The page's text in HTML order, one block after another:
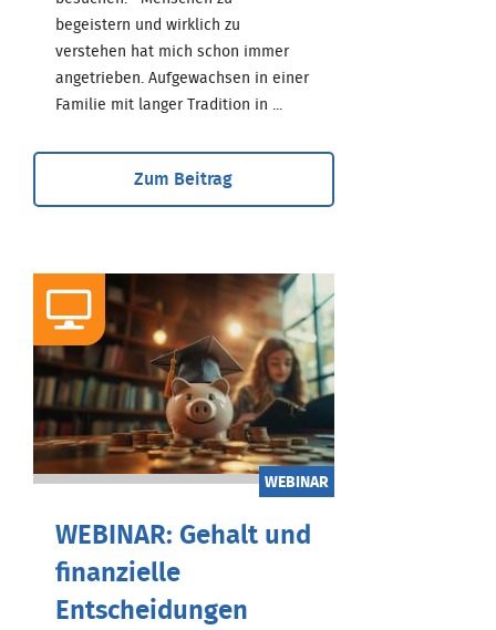
begeistern und wirklich zu
verstehen hat mich schon immer
angetrieben. Aufgewachsen in einer
Familie mit langer Tradition in ...
Zum Beitrag
WEBINAR
WEBINAR: Gehalt und
finanzielle
Entscheidungen